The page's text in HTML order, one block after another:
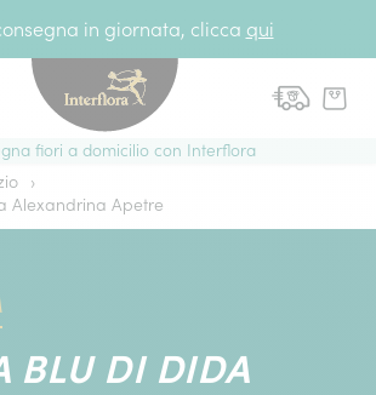
in giornata, clicca qui
fiori a domicilio con Interflora
›
Alexandrina Apetre
BLU DI DIDA